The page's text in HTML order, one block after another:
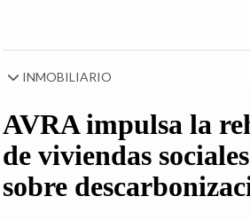
INMOBILIARIO
AVRA impulsa la
de viviendas
sobre